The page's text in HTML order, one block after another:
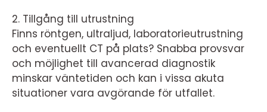
2. Tillgång till utrustning
Finns röntgen, ultraljud, laboratorieutrustning
och eventuellt CT på plats? Snabba provsvar
och möjlighet till avancerad diagnostik
minskar väntetiden och kan i vissa akuta
situationer vara avgörande för utfallet.